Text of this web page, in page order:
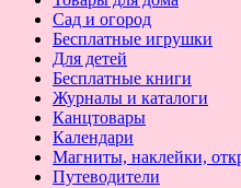
Сад и огород
Бесплатные игрушки
Для детей
Бесплатные книги
Журналы и каталоги
Канцтовары
Календари
Магниты, наклейки,
Путеводители